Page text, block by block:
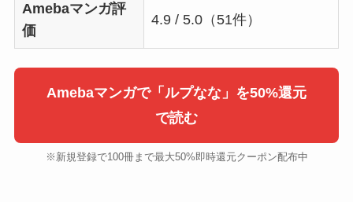
Amebaマンガ評
価
4.9 / 5.0（51件）
Amebaマンガで「ルプなな」を50%還元
で読む
※新規登録で100冊まで最大50%即時還元クーポン配布中